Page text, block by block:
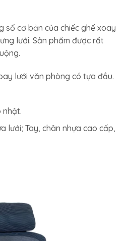
số cơ bản của chiếc ghế xoay
lưới. Sản phẩm được rất
lưới văn phòng có tựa đầu.
nhật.
lưới; Tay, chân nhựa cao cấp,